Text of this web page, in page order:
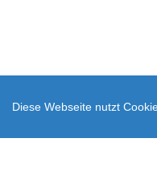
Diese Webseite nutzt